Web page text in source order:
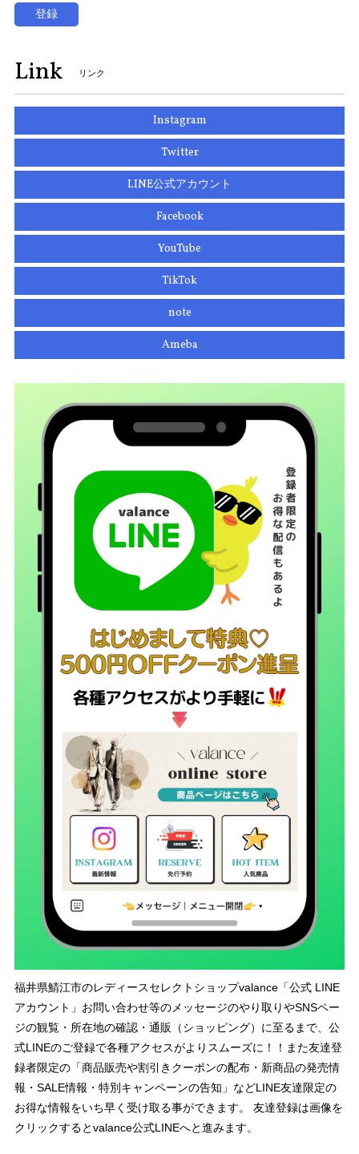
登録
Link リンク
Instagram
Twitter
LINE公式アカウント
Facebook
YouTube
TikTok
note
Ameba
福井県鯖江市のレディースセレクトショップvalance「公式 LINE
アカウント」お問い合わせ等のメッセージのやり取りやSNSペー
ジの観覧・所在地の確認・通販（ショッピング）に至るまで、公
式LINEのご登録で各種アクセスがよりスムーズに！！また友達登
録者限定の「商品販売や割引きクーポンの配布・新商品の発売情
報・SALE情報・特別キャンペーンの告知」などLINE友達限定の
お得な情報をいち早く受け取る事ができます。 友達登録は画像を
クリックするとvalance公式LINEへと進みます。